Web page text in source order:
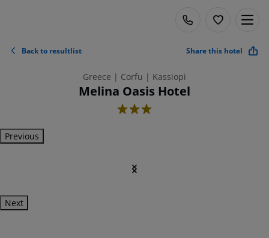
Back to resultlist Share this hotel
Greece | Corfu | Kassiopi
Melina Oasis Hotel
3
Previous
Next